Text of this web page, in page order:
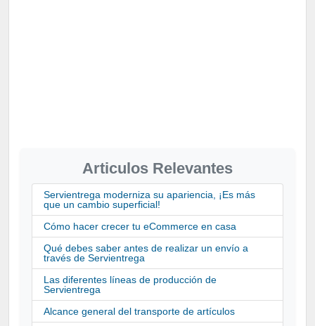
Articulos Relevantes
Servientrega moderniza su apariencia, ¡Es más
que un cambio superficial!
Cómo hacer crecer tu eCommerce en casa
Qué debes saber antes de realizar un envío a
través de Servientrega
Las diferentes líneas de producción de
Servientrega
Alcance general del transporte de artículos